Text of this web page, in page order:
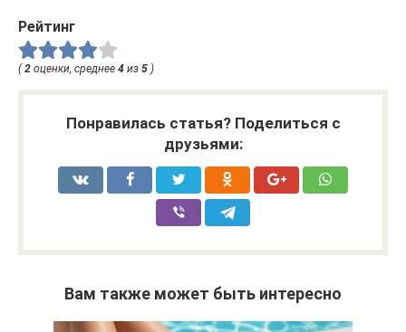
Рейтинг
( 2 оценки, среднее 4 из 5 )
Понравилась статья? Поделиться с
друзьями:
Вам также может быть интересно